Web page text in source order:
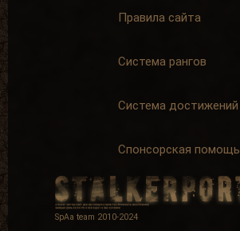
Правила сайта
Система рангов
Система достижений
Спонсорская помощь
SpAa team 2010-2024